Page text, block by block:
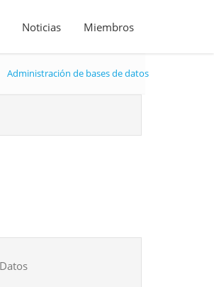
Noticias Miembros
Administración de bases de datos